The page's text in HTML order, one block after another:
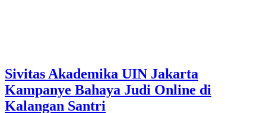
Sivitas Akademika UIN Jakarta
Kampanye Bahaya Judi Online di
Kalangan Santri